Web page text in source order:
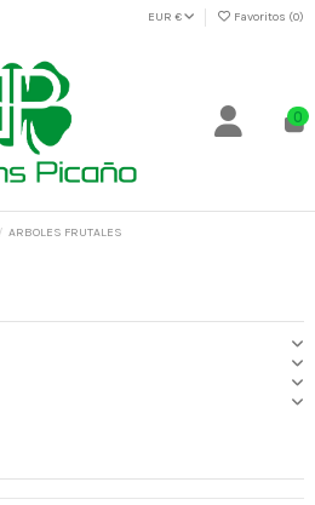
EUR € Favoritos (0)
0
ARBOLES FRUTALES